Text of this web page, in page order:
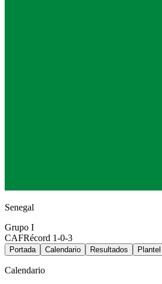
Senegal
Grupo I
CAFRécord 1-0-3
Portada Calendario Resultados Plantel
Calendario